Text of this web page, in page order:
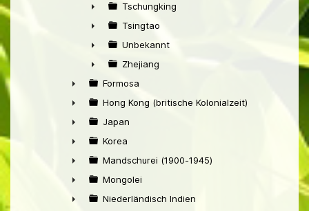
►
►
Tschungking
►
Tsingtao
►
Unbekannt
►
Zhejiang
►
Formosa
►
Hong Kong (britische Kolonialzeit)
►
Japan
►
Korea
►
Mandschurei (1900-1945)
►
Mongolei
Niederländisch Indien